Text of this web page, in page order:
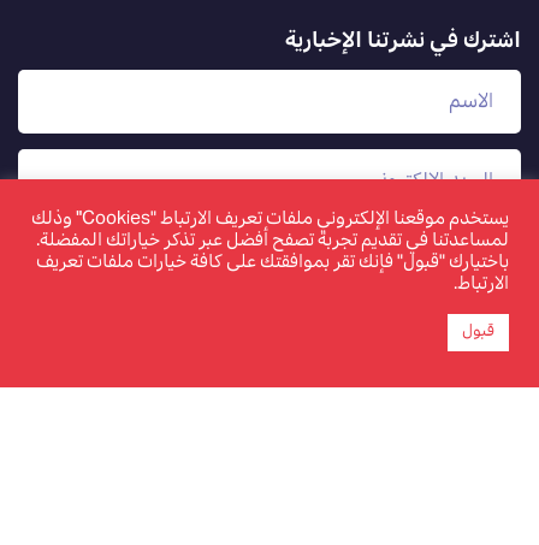
اشترك في نشرتنا الإخبارية
يستخدم موقعنا الإلكتروني ملفات تعريف الارتباط "Cookies" وذلك
لمساعدتنا في تقديم تجربة تصفح أفضل عبر تذكر خياراتك المفضلة.
باختيارك "قبول" فإنك تقر بموافقتك على كافة خيارات ملفات تعريف
الارتباط.
قبول